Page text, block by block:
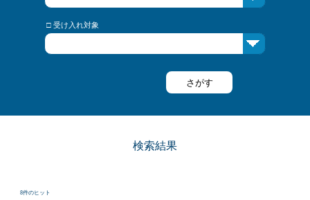
□ 受け入れ対象
検索結果
8件のヒット